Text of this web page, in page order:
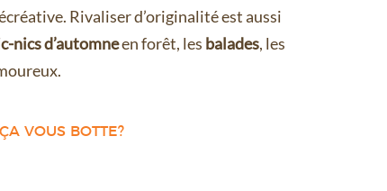
Rivaliser d’originalité est aussi
nics d’automneen forêt, les balades, les
VOUS BOTTE?